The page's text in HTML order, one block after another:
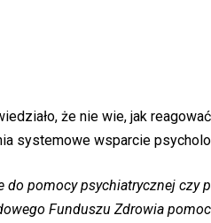
że nie wie, jak
systemowe wsparcie
pomocy psychiatrycznej czy
Funduszu Zdrowia